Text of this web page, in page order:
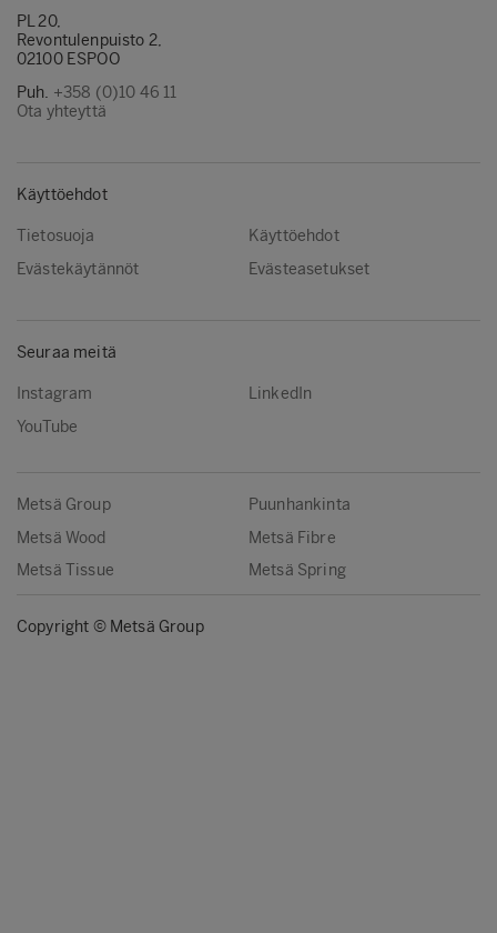
PL 20,
Revontulenpuisto 2,
02100 ESPOO
Puh. +358 (0)10 46 11
Ota yhteyttä
Käyttöehdot
Tietosuoja
Käyttöehdot
Evästekäytännöt
Evästeasetukset
Seuraa meitä
Instagram
LinkedIn
YouTube
Metsä Group
Puunhankinta
Metsä Wood
Metsä Fibre
Metsä Tissue
Metsä Spring
Copyright © Metsä Group